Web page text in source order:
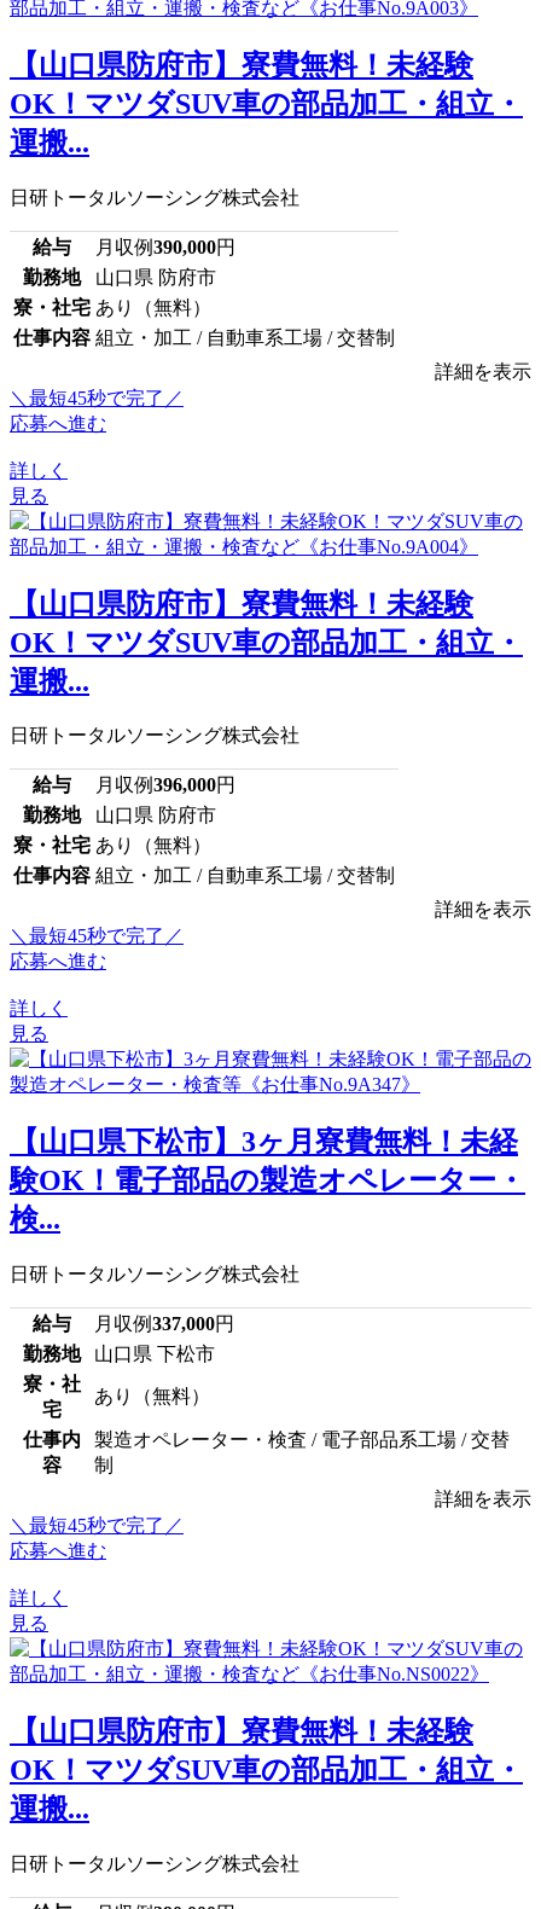
【山口県防府市】寮費無料！未経験
OK！マツダSUV車の部品加工・組立・
運搬...
日研トータルソーシング株式会社
給与 月収例390,000円
勤務地
山口県 防府市
寮・社宅 あり（無料）
仕事内容 組立・加工 / 自動車系工場 / 交替制
詳細を表示
＼最短45秒で完了／
応募へ進む
詳しく
見る
【山口県防府市】寮費無料！未経験
OK！マツダSUV車の部品加工・組立・
運搬...
日研トータルソーシング株式会社
給与 月収例396,000円
勤務地
山口県 防府市
寮・社宅 あり（無料）
仕事内容 組立・加工 / 自動車系工場 / 交替制
詳細を表示
＼最短45秒で完了／
応募へ進む
詳しく
見る
【山口県下松市】3ヶ月寮費無料！未経
験OK！電子部品の製造オペレーター・
検...
日研トータルソーシング株式会社
給与 月収例337,000円
勤務地
山口県 下松市
寮・社
宅
あり（無料）
仕事内
容
製造オペレーター・検査 / 電子部品系工場 / 交替
制
詳細を表示
＼最短45秒で完了／
応募へ進む
詳しく
見る
【山口県防府市】寮費無料！未経験
OK！マツダSUV車の部品加工・組立・
運搬...
日研トータルソーシング株式会社